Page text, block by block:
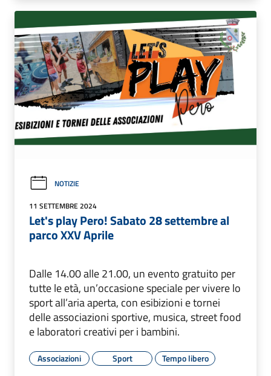
NOTIZIE
11 SETTEMBRE 2024
Let's play Pero! Sabato 28 settembre al
parco XXV Aprile
Dalle 14.00 alle 21.00, un evento gratuito per
tutte le età, un’occasione speciale per vivere lo
sport all’aria aperta, con esibizioni e tornei
delle associazioni sportive, musica, street food
e laboratori creativi per i bambini.
Associazioni Sport Tempo libero